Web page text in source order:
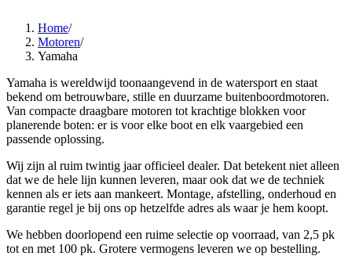
Home/
Motoren/
Yamaha
Yamaha is wereldwijd toonaangevend in de watersport en staat
bekend om betrouwbare, stille en duurzame buitenboordmotoren.
Van compacte draagbare motoren tot krachtige blokken voor
planerende boten: er is voor elke boot en elk vaargebied een
passende oplossing.
Wij zijn al ruim twintig jaar officieel dealer. Dat betekent niet alleen
dat we de hele lijn kunnen leveren, maar ook dat we de techniek
kennen als er iets aan mankeert. Montage, afstelling, onderhoud en
garantie regel je bij ons op hetzelfde adres als waar je hem koopt.
We hebben doorlopend een ruime selectie op voorraad, van 2,5 pk
tot en met 100 pk. Grotere vermogens leveren we op bestelling.